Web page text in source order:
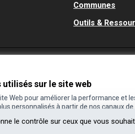
le contrôle sur ceux que vous
sur le site web
Web pour améliorer la performance et
personnalisés à partir de nos canaux de
Communes
Outils &
(Lien externe)
.